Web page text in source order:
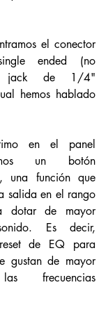
el conector
ended (no
jack de 1/4"
hemos hablado
en el panel
un botón
una función que
salida en el rango
dotar de mayor
Es decir,
de EQ para
gustan de mayor
frecuencias